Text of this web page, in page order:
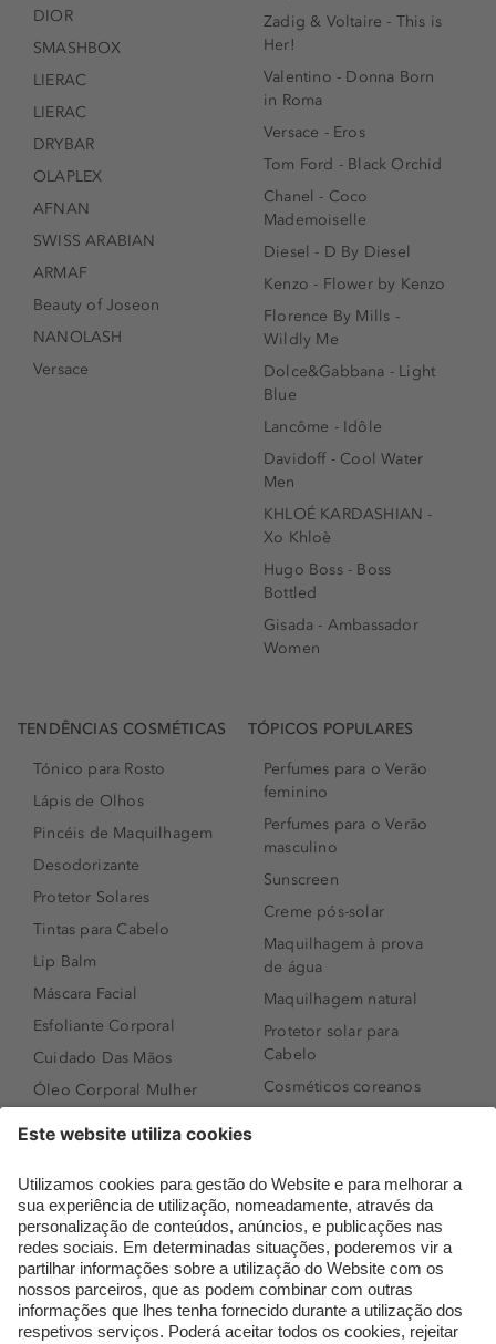
DIOR
SMASHBOX
LIERAC
LIERAC
DRYBAR
OLAPLEX
AFNAN
SWISS ARABIAN
ARMAF
Beauty of Joseon
NANOLASH
Versace
Zadig & Voltaire - This is
Her!
Valentino - Donna Born
in Roma
Versace - Eros
Tom Ford - Black Orchid
Chanel - Coco
Mademoiselle
Diesel - D By Diesel
Kenzo - Flower by Kenzo
Florence By Mills -
Wildly Me
Dolce&Gabbana - Light
Blue
Lancôme - Idôle
Davidoff - Cool Water
Men
KHLOÉ KARDASHIAN -
Xo Khloè
Hugo Boss - Boss
Bottled
Gisada - Ambassador
Women
TENDÊNCIAS COSMÉTICAS
Tónico para Rosto
Lápis de Olhos
Pincéis de Maquilhagem
Desodorizante
Protetor Solares
Tintas para Cabelo
Lip Balm
Máscara Facial
Esfoliante Corporal
Cuidado Das Mãos
Óleo Corporal Mulher
Sérum de Rosto
Body mist & Spray
corporal
Produtos para Cabelo
Homem
Espuma de Limpeza
TÓPICOS POPULARES
Perfumes para o Verão
feminino
Perfumes para o Verão
masculino
Sunscreen
Creme pós-solar
Maquilhagem à prova
de água
Maquilhagem natural
Protetor solar para
Cabelo
Cosméticos coreanos
Perfumes árabes
Novidades
Melhores Perfumes
Femininos
TOP 10: Perfumes
Masculinos